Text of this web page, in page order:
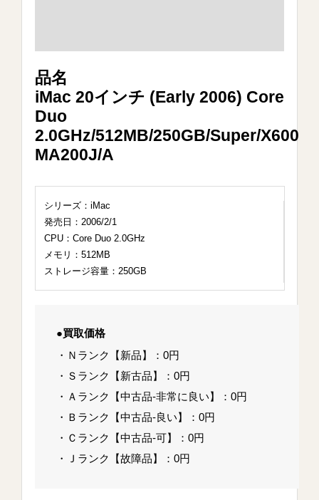
品名
iMac 20インチ (Early 2006) Core
Duo
2.0GHz/512MB/250GB/Super/X600
MA200J/A
シリーズ：iMac
発売日：2006/2/1
CPU：Core Duo 2.0GHz
メモリ：512MB
ストレージ容量：250GB
●買取価格
・Ｎランク【新品】：0円
・Ｓランク【新古品】：0円
・Ａランク【中古品-非常に良い】：0円
・Ｂランク【中古品-良い】：0円
・Ｃランク【中古品-可】：0円
・Ｊランク【故障品】：0円